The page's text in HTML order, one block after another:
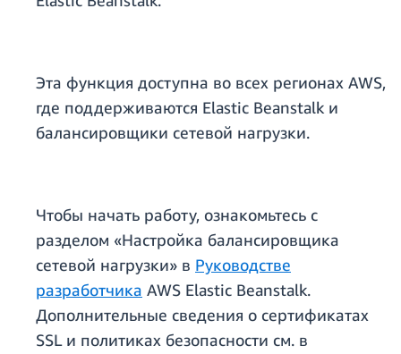
Эта функция доступна во всех регионах AWS,
где поддерживаются Elastic Beanstalk и
балансировщики сетевой нагрузки.
Чтобы начать работу, ознакомьтесь с
разделом «Настройка балансировщика
сетевой нагрузки» в Руководстве
разработчика AWS Elastic Beanstalk.
Дополнительные сведения о сертификатах
SSL и политиках безопасности см. в